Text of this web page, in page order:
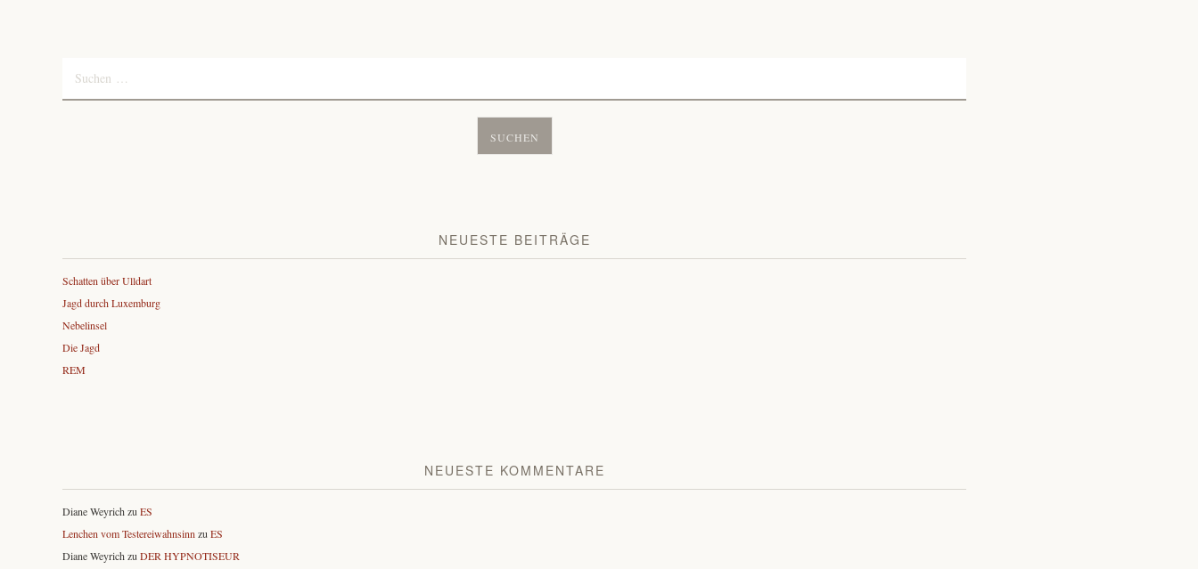
Suchen
nach:
NEUESTE BEITRÄGE
Schatten über Ulldart
Jagd durch Luxemburg
Nebelinsel
Die Jagd
REM
NEUESTE KOMMENTARE
Diane Weyrich zu ES
Lenchen vom Testereiwahnsinn zu ES
Diane Weyrich zu DER HYPNOTISEUR